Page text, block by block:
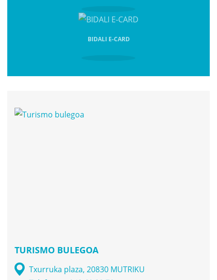
BIDALI E-CARD
TURISMO BULEGOA
Txurruka plaza, 20830 MUTRIKU